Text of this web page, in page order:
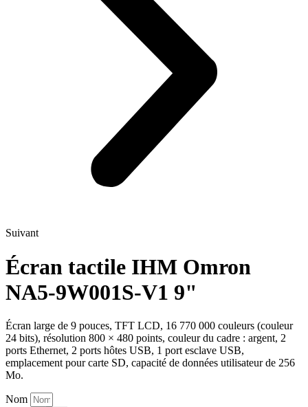
Suivant
Écran tactile IHM Omron
NA5-9W001S-V1 9"
Écran large de 9 pouces, TFT LCD, 16 770 000 couleurs (couleur
24 bits), résolution 800 × 480 points, couleur du cadre : argent, 2
ports Ethernet, 2 ports hôtes USB, 1 port esclave USB,
emplacement pour carte SD, capacité de données utilisateur de 256
Mo.
Nom